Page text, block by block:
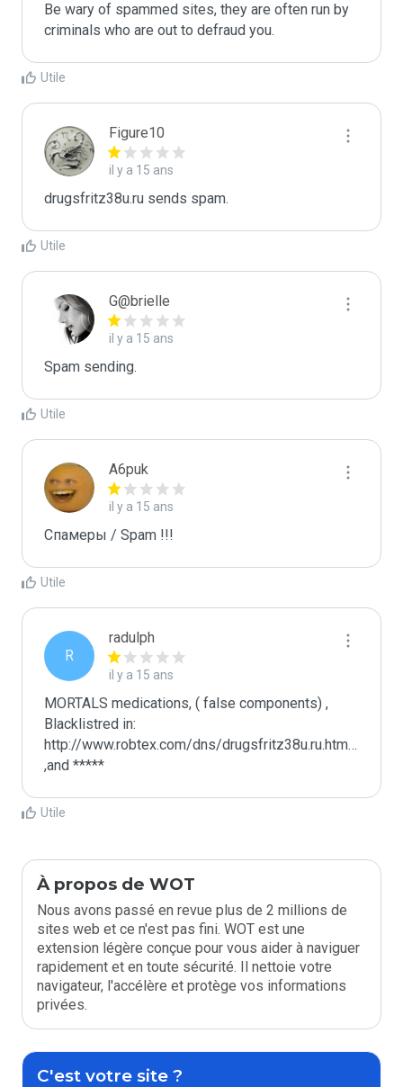
Be wary of spammed sites, they are often run by
criminals who are out to defraud you.
Utile
Figure10
il y a 15 ans
drugsfritz38u.ru sends spam.
Utile
G@brielle
il y a 15 ans
Spam sending.
Utile
A6puk
il y a 15 ans
Спамеры / Spam !!!
Utile
R
radulph
il y a 15 ans
MORTALS medications, ( false components) ,
Blacklistred in:
http://www.robtex.com/dns/
,and *****
Utile
À propos de WOT
Nous avons passé en revue plus de 2 millions de
sites web et ce n'est pas fini. WOT est une
extension légère conçue pour vous aider à naviguer
rapidement et en toute sécurité. Il nettoie votre
navigateur, l'accélère et protège vos informations
privées.
C'est votre site ?